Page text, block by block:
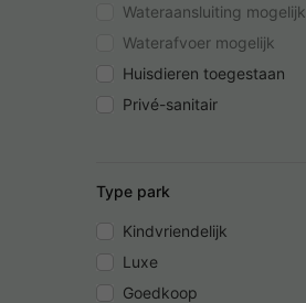
Wateraansluiting mogelijk
Waterafvoer mogelijk
Huisdieren toegestaan
Privé-sanitair
Type park
Kindvriendelijk
Luxe
Goedkoop